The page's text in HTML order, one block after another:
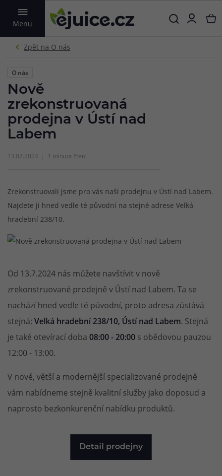
Menu
VYHLEDAT
O nás
Nově
zrekonstruovaná
prodejna v Ústí nad
Labem
13.07.2024 1 minuta čtení
Zrekonstruovali jsme pro vás naši prodejnu v Ústí nad Labem.
Najdete ji hned vedle té původní na stejné adrese Velká
hradební 238/10.
Od 13.7.2024 nás můžete navštívit v nově
zrekonstruované prodejně v Ústí nad Labem. Ta se
nachází hned vedle té původní, proto adresa zůstává
stejná: Velká hradební 238/10, Ústí nad Labem. Stejná
je také otevírací doba 08:00 - 20:00 s obědovou pauzou
12:00 - 13:00.
V nové, větší a modernější specializované prodejně
vám nabídneme stejně kvalitní služby jako doposud a
naprosto bezkonkurenční nabídku produktů.
Detail prodejny